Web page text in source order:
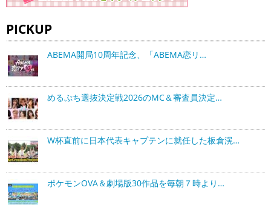
PICKUP
ABEMA開局10周年記念、「ABEMA恋リ…
めるぷち選抜決定戦2026のMC＆審査員決定…
W杯直前に日本代表キャプテンに就任した板倉滉…
ポケモンOVA＆劇場版30作品を毎朝７時より…